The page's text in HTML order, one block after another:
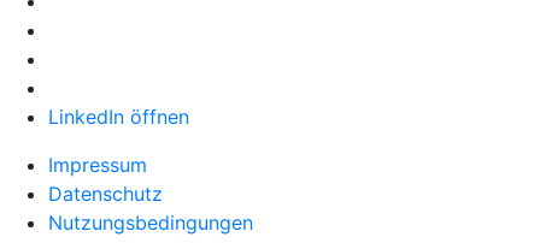
LinkedIn öffnen
Impressum
Datenschutz
Nutzungsbedingungen